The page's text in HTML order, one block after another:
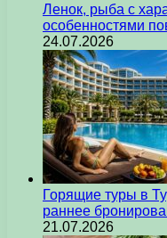
Ленок, рыба с
особенностями
24.07.2026
Горящие туры в
раннее
21.07.2026